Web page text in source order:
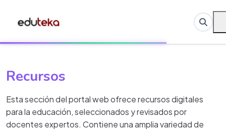
Recursos
Esta sección del portal web ofrece recursos digitales
para la educación, seleccionados y revisados por
docentes expertos. Contiene una amplia variedad de